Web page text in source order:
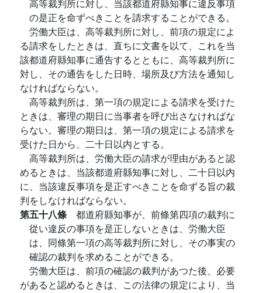
高等裁判所に対し、当該都道府縣知事に違反事項
の是正を命ずべきことを請求することができる。
労働大臣は、高等裁判所に対し、前項の規定によ
る請求をしたときは、直ちに文書を以て、これを当
該都道府縣知事に通告するとともに、高等裁判所に
対し、その通告をした日時、場所及び方法を通知し
なければならない。
高等裁判所は、第一項の規定による請求を受けた
ときは、審理の期日に当事者を呼び出さなければな
らない。審理の期日は、第一項の規定による請求を
受けた日から、二十日以内とする。
高等裁判所は、労働大臣の請求が理由があると認
めるときは、当該都道府縣知事に対し、二十日以内
に、当該違反事項を是正すべきことを命ずる旨の裁
判をしなければならない。
第五十八條 都道府縣知事が、前條第四項の裁判に
從い違反の事項を是正しないときは、労働大臣
は、同條第一項の高等裁判所に対し、その事実の
確認の裁判を求めることができる。
労働大臣は、前項の確認の裁判があつた後、必要
があると認めるときは、この法律の規定により、当